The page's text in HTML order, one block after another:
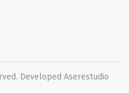
Developed Aserestudio